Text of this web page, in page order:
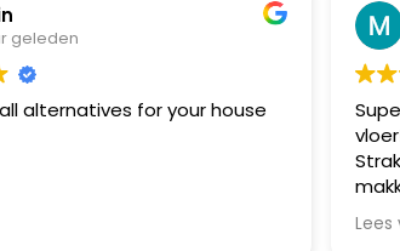
geleden
alternatives for your house
Lees